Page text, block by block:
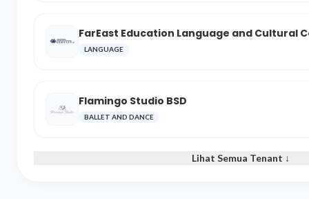
FarEast Education Language and Cultural
LANGUAGE
Flamingo Studio BSD
BALLET AND DANCE
Lihat Semua Tenant ↓